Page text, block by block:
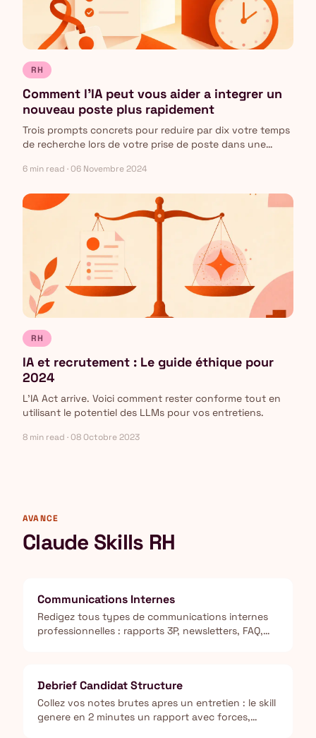
RH
Comment l'IA peut vous aider a integrer un
nouveau poste plus rapidement
Trois prompts concrets pour reduire par dix votre temps
de recherche lors de votre prise de poste dans une
6 min read · 06 Novembre 2024
RH
IA et recrutement : Le guide éthique pour
2024
L'IA Act arrive. Voici comment rester conforme tout en
utilisant le potentiel des LLMs pour vos entretiens.
8 min read · 08 Octobre 2023
AVANCE
Claude Skills RH
Communications Internes
Redigez tous types de communications internes
professionnelles : rapports 3P, newsletters, FAQ,
Debrief Candidat Structure
Collez vos notes brutes apres un entretien : le skill
genere en 2 minutes un rapport avec forces,